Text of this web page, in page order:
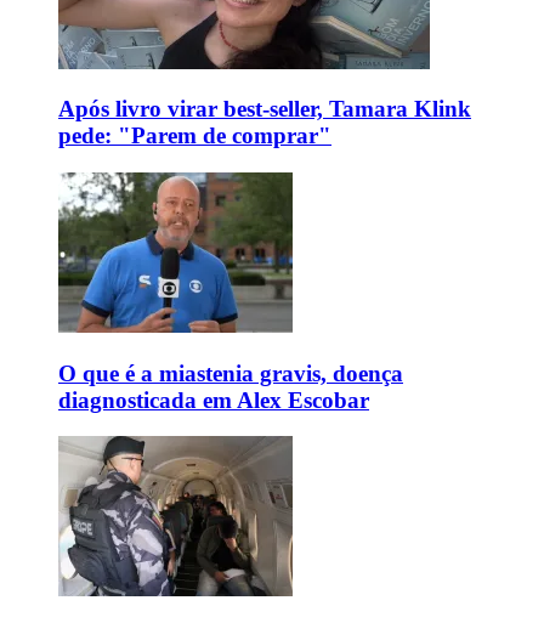
Após livro virar best-seller, Tamara Klink
pede: "Parem de comprar"
O que é a miastenia gravis, doença
diagnosticada em Alex Escobar